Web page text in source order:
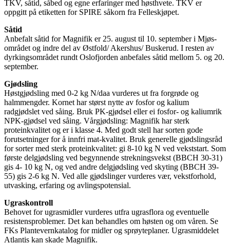
TKV, såtid, såbed og egne erfaringer med høsthvete. TKV er
oppgitt på etiketten for SPIRE såkorn fra Felleskjøpet.
Såtid
Anbefalt såtid for Magnifik er 25. august til 10. september i Mjøs-
området og indre del av Østfold/ Akershus/ Buskerud. I resten av
dyrkingsområdet rundt Oslofjorden anbefales såtid mellom 5. og 20.
september.
Gjødsling
Høstgjødsling med 0-2 kg N/daa vurderes ut fra forgrøde og
halmmengder. Kornet har størst nytte av fosfor og kalium
radgjødslet ved såing. Bruk PK-gjødsel eller ei fosfor- og kaliumrik
NPK-gjødsel ved såing. Vårgjødsling: Magnifik har sterk
proteinkvalitet og er i klasse 4. Med godt stell har sorten gode
forutsetninger for å innfri mat-kvalitet. Bruk generelle gjødslingsråd
for sorter med sterk proteinkvalitet: gi 8-10 kg N ved vekststart. Som
første delgjødsling ved begynnende strekningsvekst (BBCH 30-31)
gis 4- 10 kg N, og ved andre delgjødsling ved skyting (BBCH 39-
55) gis 2-6 kg N. Ved alle gjødslinger vurderes vær, vekstforhold,
utvasking, erfaring og avlingspotensial.
Ugraskontroll
Behovet for ugrasmidler vurderes utfra ugrasflora og eventuelle
resistensproblemer. Det kan behandles om høsten og om våren. Se
FKs Plantevernkatalog for midler og sprøyteplaner. Ugrasmiddelet
Atlantis kan skade Magnifik.